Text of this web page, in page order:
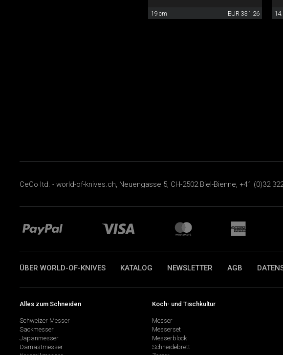
19 cm EUR 331.26
CeCo ltd. - world-of-knives.ch, Neuengasse 5, CH-2502 Biel-Bienne, +41 (0)32
ÜBER WORLD-OF-KNIVES KATALOG NEWSLETTER AGB
Alles zum Schneiden
Schweizer Messer
Sackmesser
Japanmesser
Damastmesser
Koch- und Tischkultur
Messer
Messerset
Messerblock
Schneidebrett